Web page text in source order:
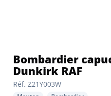
Réf. Z21Y003W
Bombardier capuche Cockpit USA
Dunkirk RAF